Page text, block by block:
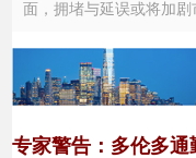
面，拥堵与延误或将加
专家警告：多伦多